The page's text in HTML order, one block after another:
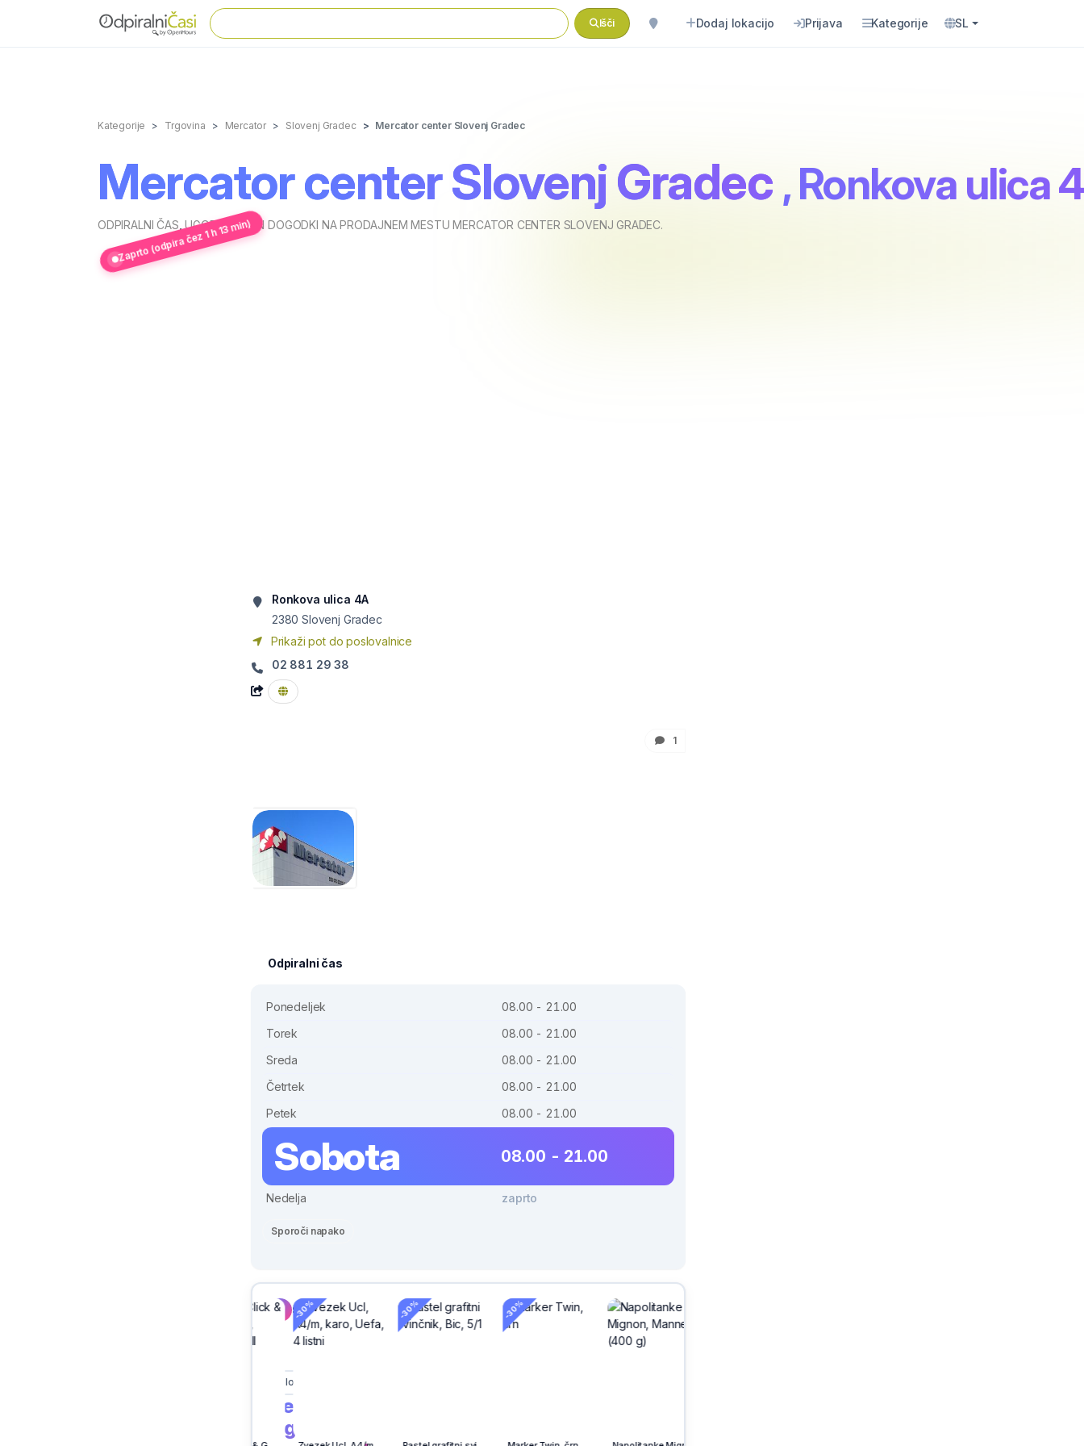
Išči Dodaj lokacijo Prijava Kategorije SL
Kategorije Trgovina Mercator Slovenj Gradec Mercator center Slovenj Gradec
Mercator center Slovenj Gradec , Ronkova ulica
ODPIRALNI ČAS ,UGODNOSTI IN DOGODKI NA PRODAJNEM MESTU MERCATOR CENTER SLOVENJ GRADEC.
Zaprto (odpira čez 1 h 13 min)
Ronkova ulica 4A
2380 Slovenj Gradec
Prikaži pot do poslovalnice
02 881 29 38
1
Odpiralni čas
Ponedeljek
08.00 - 21.00
Torek
08.00 - 21.00
Sreda
08.00 - 21.00
Četrtek
08.00 - 21.00
Petek
08.00 - 21.00
Sobota 08.00 - 21.00
Nedelja zaprto
Sporoči napako
Sivix
Slovenj Gradec
Cene vseh
trgovcev na
-30% -30% -30%